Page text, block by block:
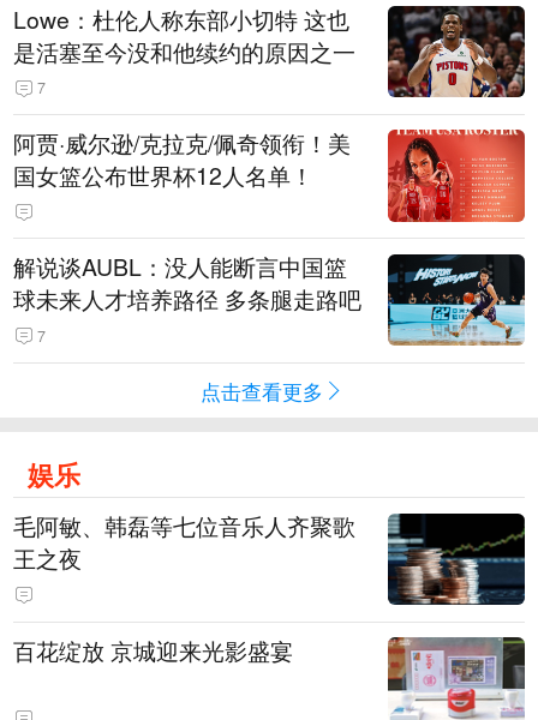
Lowe：杜伦人称东部小切特 这也
是活塞至今没和他续约的原因之一
7
阿贾·威尔逊/克拉克/佩奇领衔！美
国女篮公布世界杯12人名单！
解说谈AUBL：没人能断言中国篮
球未来人才培养路径 多条腿走路吧
7
点击查看更多
娱乐
毛阿敏、韩磊等七位音乐人齐聚歌
王之夜
百花绽放 京城迎来光影盛宴